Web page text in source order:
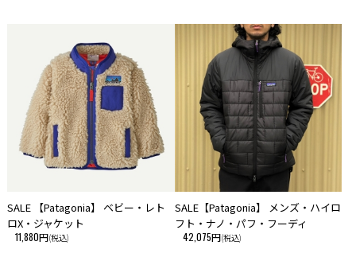
SALE 【Patagonia】 ベビー・レト
ロX・ジャケット
11,880円(税込)
SALE【Patagonia】 メンズ・ハイロ
フト・ナノ・パフ・フーディ
42,075円(税込)